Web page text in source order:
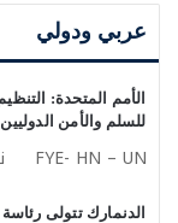
عربي ودولي
الأمم المتحدة:
للسلم والأمن الدوليين
FYE- HN – UN نيويورك – رشادالخضر – الأمم المتحدة…
الدنمارك تتولى